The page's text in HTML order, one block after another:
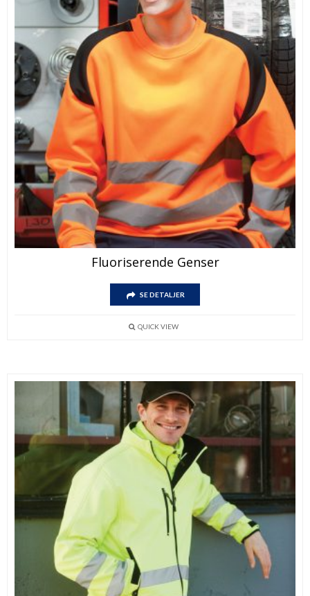
Fluoriserende Genser
SE DETALJER
QUICK VIEW